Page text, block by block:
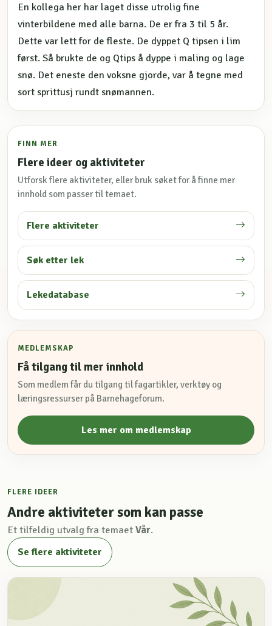
En kollega her har laget disse utrolig fine
vinterbildene med alle barna. De er fra 3 til 5 år.
Dette var lett for de fleste. De dyppet Q tipsen i lim
først. Så brukte de og Qtips å dyppe i maling og lage
snø. Det eneste den voksne gjorde, var å tegne med
sort sprittusj rundt snømannen.
FINN MER
Flere ideer og aktiviteter
Utforsk flere aktiviteter, eller bruk søket for å finne mer
innhold som passer til temaet.
Flere aktiviteter
Søk etter lek
Lekedatabase
MEDLEMSKAP
Få tilgang til mer innhold
Som medlem får du tilgang til fagartikler, verktøy og
læringsressurser på Barnehageforum.
Les mer om medlemskap
FLERE IDEER
Andre aktiviteter som kan passe
Et tilfeldig utvalg fra temaet Vår.
Se flere aktiviteter